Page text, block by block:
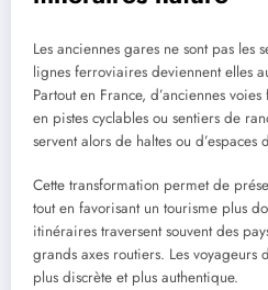
Les anciennes gares ne sont pas les
lignes ferroviaires deviennent elles
Partout en France, d’anciennes
en pistes cyclables ou sentiers de
servent alors de haltes ou d’espaces
Cette transformation permet de
tout en favorisant un tourisme plus
itinéraires traversent souvent des
grands axes routiers. Les voyageurs
plus discrète et plus authentique.